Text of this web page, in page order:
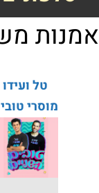
אמנות
טל ועידו
מוסרי
השניים